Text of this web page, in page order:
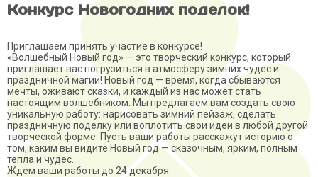
Конкурс Новогодних поделок!
Приглашаем принять участие в конкурсе!
«Волшебный Новый год» — это творческий конкурс, который
приглашает вас погрузиться в атмосферу зимних чудес и
праздничной магии! Новый год — время, когда сбываются
мечты, оживают сказки, и каждый из нас может стать
настоящим волшебником. Мы предлагаем вам создать свою
уникальную работу: нарисовать зимний пейзаж, сделать
праздничную поделку или воплотить свои идеи в любой другой
творческой форме. Пусть ваши работы расскажут историю о
том, каким вы видите Новый год — сказочным, ярким, полным
тепла и чудес.
Ждем ваши работы до 24 декабря